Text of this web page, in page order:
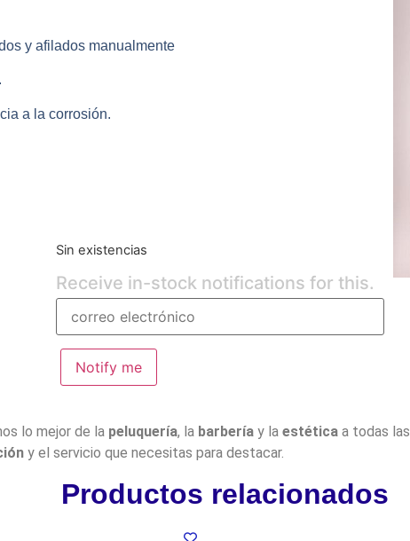
y afilados manualmente
a la corrosión.
Sin existencias
Receive in-stock notifications for this.
Notify me
lo mejor de la peluquería, la barberíay la estéticaa todas las
y el servicio que necesitas para destacar.
Productos relacionados